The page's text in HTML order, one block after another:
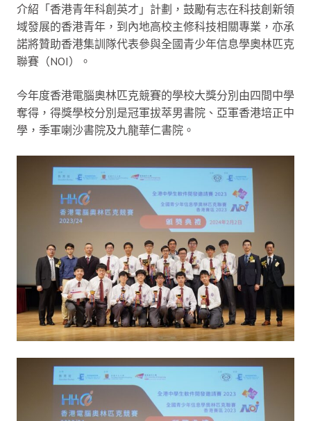
介紹「香港青年科創英才」計劃，鼓勵有志在科技創新領
域發展的香港青年，到內地高校主修科技相關專業，亦承
諾將贊助香港集訓隊代表參與全國青少年信息學奧林匹克
聯賽（NOI）。
今年度香港電腦奧林匹克競賽的學校大獎分別由四間中學
奪得，得獎學校分別是冠軍拔萃男書院、亞軍香港培正中
學，季軍喇沙書院及九龍華仁書院。